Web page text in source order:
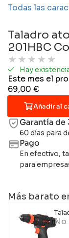
Todas las
Taladro
201HBC
★ ★ ★ ★ ★
Hay
Este mes el
69,00€
Añadir al
Garantía de
60 días para
Pago
En efectivo,
para
Más barato
No